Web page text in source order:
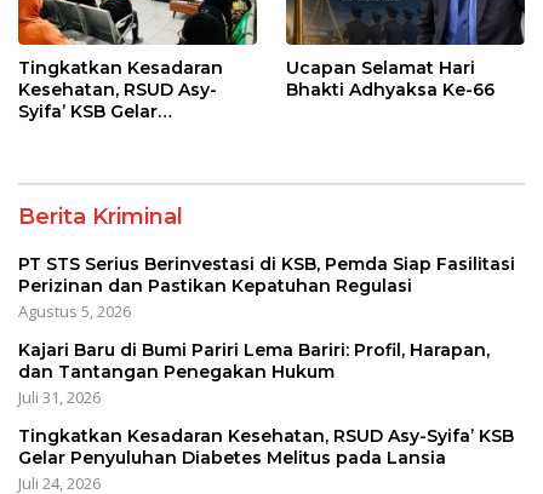
Tingkatkan Kesadaran
Kesehatan, RSUD Asy-
Syifa’ KSB Gelar
Ucapan Selamat Hari
Bhakti Adhyaksa Ke-66
Berita Kriminal
PT STS Serius Berinvestasi di KSB, Pemda Siap Fasilitasi
Perizinan dan Pastikan Kepatuhan Regulasi
Agustus 5, 2026
Kajari Baru di Bumi Pariri Lema Bariri: Profil, Harapan,
dan Tantangan Penegakan Hukum
Juli 31, 2026
Tingkatkan Kesadaran Kesehatan, RSUD Asy-Syifa’ KSB
Gelar Penyuluhan Diabetes Melitus pada Lansia
Juli 24, 2026